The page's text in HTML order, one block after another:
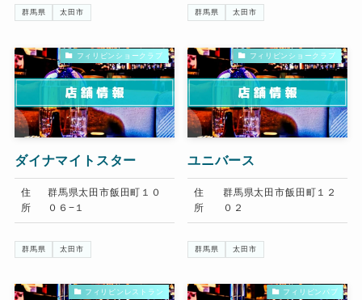
群馬県 太田市 群馬県 太田市
フィリピンショークラブ
ダイナマイトスター
住
所
群馬県太田市飯田町１０
０６−１
群馬県 太田市
フィリピンショークラブ
ユニバース
住
所
群馬県太田市飯田町１２
０２
群馬県 太田市
フィリピンレストラン フィリピンパブ